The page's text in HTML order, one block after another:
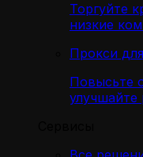
Торгуйте
низкие
Прокси
Повысьте
улучшайте